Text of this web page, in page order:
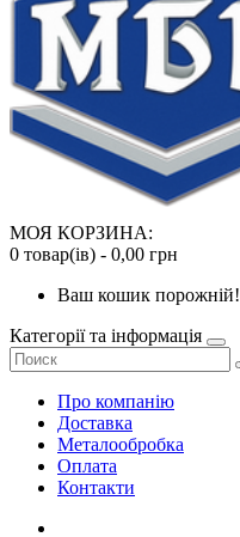
МОЯ КОРЗИНА:
0 товар(ів) - 0,00 грн
Ваш кошик порожній!
Категорії та інформація
Про компанію
Доставка
Металообробка
Оплата
Контакти